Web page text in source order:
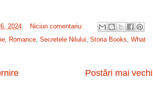
2024
Niciun comentariu:
, Romance, Secretele Nilului, Storia Books, What
Postări mai vechi